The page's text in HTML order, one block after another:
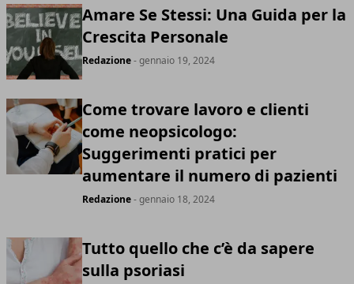
Amare Se Stessi: Una Guida per la
Crescita Personale
Redazione- gennaio 19, 2024
Come trovare lavoro e clienti
come neopsicologo:
Suggerimenti pratici per
aumentare il numero di pazienti
Redazione- gennaio 18, 2024
Tutto quello che c’è da sapere
sulla psoriasi